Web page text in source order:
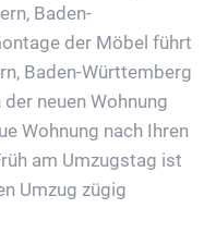
Baden-
der Möbel führt
Baden-Württemberg
neuen Wohnung
Wohnung nach Ihren
am Umzugstag ist
Umzug zügig